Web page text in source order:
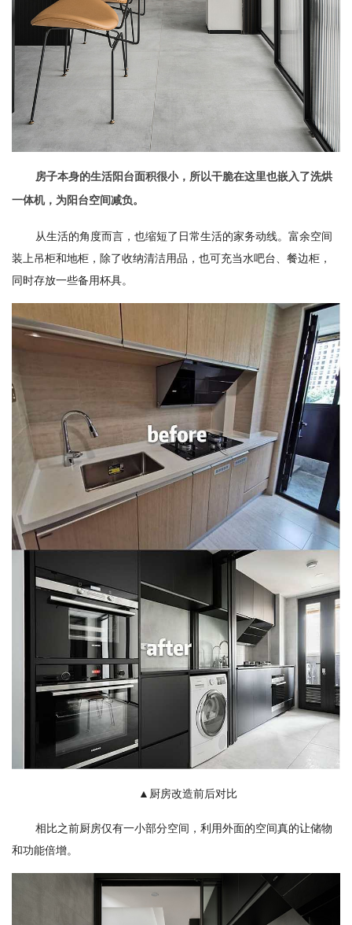
房子本身的生活阳台面积很小，所以干脆在这里也嵌入了洗烘
一体机，为阳台空间减负。
从生活的角度而言，也缩短了日常生活的家务动线。富余空间
装上吊柜和地柜，除了收纳清洁用品，也可充当水吧台、餐边柜，
同时存放一些备用杯具。
▲厨房改造前后对比
相比之前厨房仅有一小部分空间，利用外面的空间真的让储物
和功能倍增。